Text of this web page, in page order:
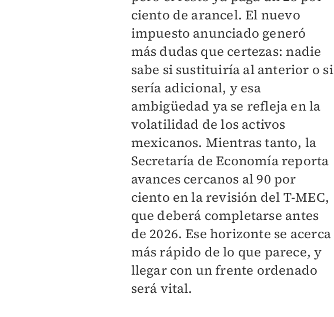
ciento de arancel. El nuevo
impuesto anunciado generó
más dudas que certezas: nadie
sabe si sustituiría al anterior o si
sería adicional, y esa
ambigüedad ya se refleja en la
volatilidad de los activos
mexicanos. Mientras tanto, la
Secretaría de Economía reporta
avances cercanos al 90 por
ciento en la revisión del T-MEC,
que deberá completarse antes
de 2026. Ese horizonte se acerca
más rápido de lo que parece, y
llegar con un frente ordenado
será vital.